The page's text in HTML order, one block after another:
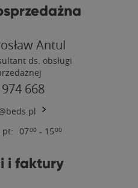
Antul
ds. obsługi
668
pt: 0700 - 1500
i faktury